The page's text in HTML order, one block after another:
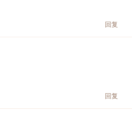
回复
回复